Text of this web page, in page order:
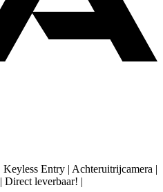
Entry | Achteruitrijcamera |
Direct leverbaar! |